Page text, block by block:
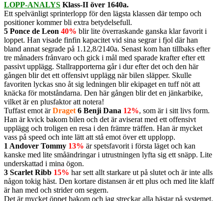
LOPP-ANALYS Klass-II över 1640a.
Ett spelvänligt sprinterlopp för den lägsta klassen där tempo och
positioner kommer bli extra betydelsefull.
5 Ponce de Leon 40% blir lite överraskande ganska klar favorit i
loppet. Han visade finfin kapacitet vid sina segrar i fjol där han
bland annat segrade på 1.12,8/2140a. Senast kom han tillbaks efter
tre månaders frånvaro och gick i mål med sparade krafter efter ett
passivt upplägg. Stallrapporterna går i dur efter det och den här
gången blir det ett offensivt upplägg när bilen släpper. Skulle
favoriten lyckas sno åt sig ledningen blir ekipaget en tuff nöt att
knäcka för motståndarna. Den här gången blir det en jänkarbike,
vilket är en plusfaktor att notera!
Tuffast emot ärDraget 6 Benji Dana 12%, som är i sitt livs form.
Han är kvick bakom bilen och det är aviserat med ett offensivt
upplägg och troligen en resa i den främre träffen. Han är mycket
vass på speed och inte lätt att stå emot över ett upplopp.
1 Andover Tommy 13% är spetsfavorit i första läget och kan
kanske med lite småändringar i utrustningen lyfta sig ett snäpp. Lite
underskattad i mina ögon.
3 Scarlet Ribb 15% har sett allt starkare ut på slutet och är inte alls
någon tokig häst. Den kortare distansen är ett plus och med lite klaff
är han med och strider om segern.
Det är mycket öppet bakom och jag streckar alla hästar på systemet.